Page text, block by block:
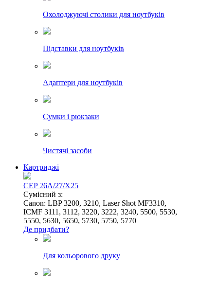
Охолоджуючі столики для ноутбуків
Підставки для ноутбуків
Адаптери для ноутбуків
Сумки і рюкзаки
Чистячі засоби
Картриджі
CEP 26A/27/X25
Сумісний з:
Canon: LBP 3200, 3210, Laser Shot MF3310,
ICMF 3111, 3112, 3220, 3222, 3240, 5500, 5530,
5550, 5630, 5650, 5730, 5750, 5770
Де придбати?
Для кольорового друку